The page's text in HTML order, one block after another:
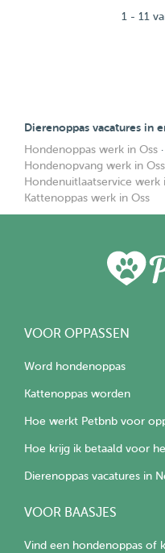
1 - 11
Dierenoppas vacatures in
Hondenoppas werk in Oss ·
Hondenopvang werk in Oss
Hondenuitlaatservice werk
Kattenoppas werk in Oss
VOOR OPPASSEN
Word hondenoppas
Kattenoppas worden
Hoe werkt Petbnb voor
Hoe krijg ik betaald voor
Dierenoppas vacatures in
VOOR BAASJES
Vind een hondenoppas of